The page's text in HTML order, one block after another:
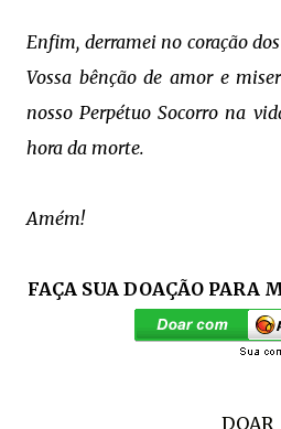
Enfim, derramei no coração
Vossa bênção de amor e
nosso Perpétuo Socorro na
hora da morte.
Amém!
FAÇA SUA DOAÇÃO PARA
DOAR